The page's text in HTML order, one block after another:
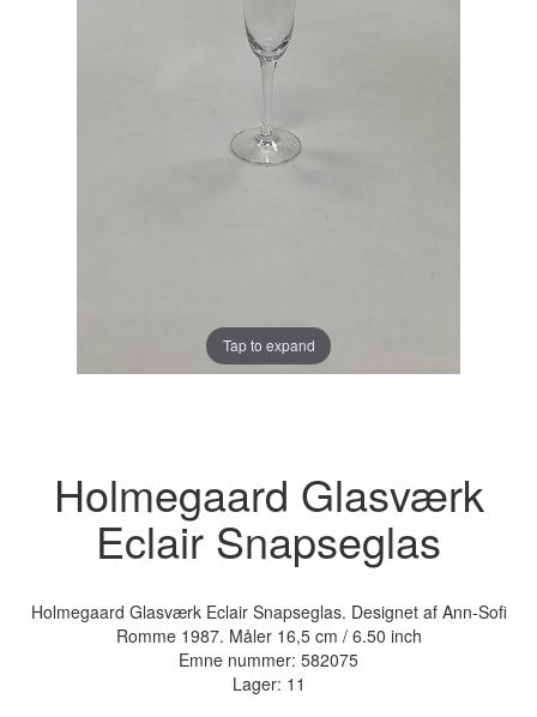
Tap to expand
Holmegaard Glasværk
Eclair Snapseglas
Holmegaard Glasværk Eclair Snapseglas. Designet af Ann-Sofi
Romme 1987. Måler 16,5 cm / 6.50 inch
Emne nummer: 582075
Lager: 11